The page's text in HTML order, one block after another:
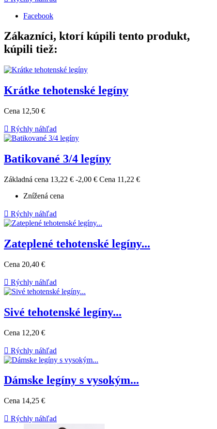
Facebook
Zákazníci, ktorí kúpili tento produkt,
kúpili tiež:
Krátke tehotenské legíny
Cena 12,50 €
 Rýchly náhľad
Batikované 3/4 legíny
Základná cena 13,22 € -2,00 € Cena 11,22 €
Znížená cena
 Rýchly náhľad
Zateplené tehotenské legíny...
Cena 20,40 €
 Rýchly náhľad
Sivé tehotenské legíny...
Cena 12,20 €
 Rýchly náhľad
Dámske legíny s vysokým...
Cena 14,25 €
 Rýchly náhľad